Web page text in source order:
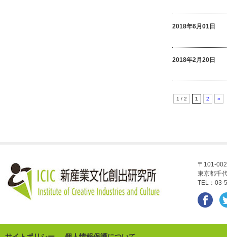
2018年6月01日
2018年2月20日
1 / 2 1 2 »
〒101-
東京都千
TEL：